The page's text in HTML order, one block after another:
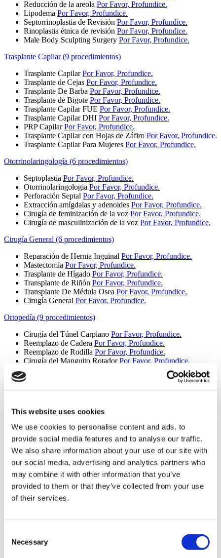
This website uses cookies
We use cookies to personalise content and ads, to
provide social media features and to analyse our traffic.
We also share information about your use of our site with
our social media, advertising and analytics partners who
may combine it with other information that you’ve
provided to them or that they’ve collected from your use
of their services.
Selection
Necessary
Reducción de la areola Por Favor, Profundice.
Lipodema Por Favor, Profundice.
Septorrinoplastia de Revisión Por Favor, Profundice.
Rinoplastia étnica de revisión Por Favor, Profundice.
Male Body Sculpting Surgery Por Favor, Profundice.
Trasplante Capilar (9 procedimientos)
Trasplante Capilar Por Favor, Profundice.
Trasplante de Cejas Por Favor, Profundice.
Trasplante De Barba Por Favor, Profundice.
Trasplante de Bigote Por Favor, Profundice.
Trasplante Capilar FUE Por Favor, Profundice.
Trasplante Capilar DHI Por Favor, Profundice.
PRP Capilar Por Favor, Profundice.
Trasplante Capilar con Hojas de Záfiro Por Favor, Profundice.
Trasplante Capilar Para Mujeres Por Favor, Profundice.
Otorrinolaringología (6 procedimientos)
Septoplastia Por Favor, Profundice.
Otorrinolaringologia Por Favor, Profundice.
Perforación Septal Por Favor, Profundice.
Extracción amígdalas y adenoides Por Favor, Profundice.
Cirugía de feminización de la voz Por Favor, Profundice.
Cirugía de masculinización de la voz Por Favor, Profundice.
Cirugía General (6 procedimientos)
Reparación de Hernia Inguinal Por Favor, Profundice.
Mastectomía Por Favor, Profundice.
Trasplante de Hígado Por Favor, Profundice.
Transplante de Riñón Por Favor, Profundice.
Transplante De Médula Osea Por Favor, Profundice.
Cirugía General Por Favor, Profundice.
Ortopedía (9 procedimientos)
Cirugía del Túnel Carpiano Por Favor, Profundice.
Reemplazo de Cadera Por Favor, Profundice.
Reemplazo de Rodilla Por Favor, Profundice.
Cirugía del Manguito Rotador Por Favor, Profundice.
Por Favor, Profundice.
Cirugía de Juanetes
Cirugía de acortamiento de extremidades
Profundice.
Fertilidad (8 procedimientos)
Por Favor, Profundice.
FIV de Óvulos de Donante con Esperma de Donante Por
Favor, Profundice.
FIV con ICSI
Por Favor, Profundice.
Por Favor, Profundice.
Inyección Intra Citoplásmica
Profundice.
Espermatozoides Morfológicamente Seleccionados (IMSI)
Por Favor, Profundice.